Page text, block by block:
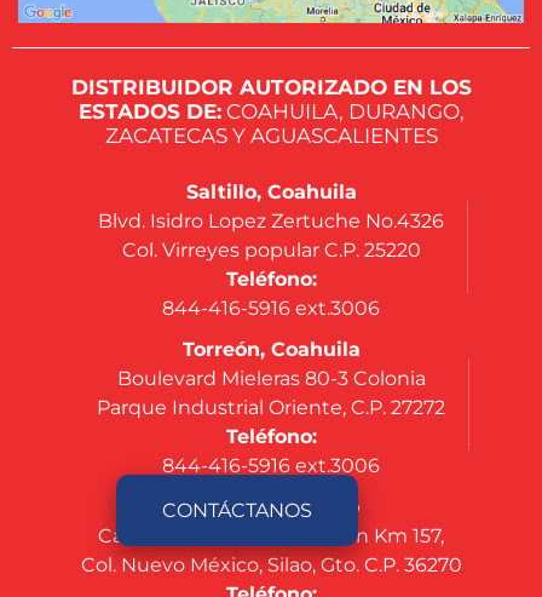
DISTRIBUIDOR AUTORIZADO EN LOS
ESTADOS DE:COAHUILA, DURANGO,
ZACATECAS Y AGUASCALIENTES
Saltillo, Coahuila
Blvd. Isidro Lopez Zertuche No.4326
Col. Virreyes popular C.P. 25220
Teléfono:
844-416-5916 ext.3006
Torreón, Coahuila
Boulevard Mieleras 80-3 Colonia
Parque Industrial Oriente, C.P. 27272
Teléfono:
844-416-5916 ext.3006
Silao, Guanajuato
Carretera Federal Silao-León Km 157,
Col. Nuevo México, Silao, Gto. C.P. 36270
CONTÁCTANOS